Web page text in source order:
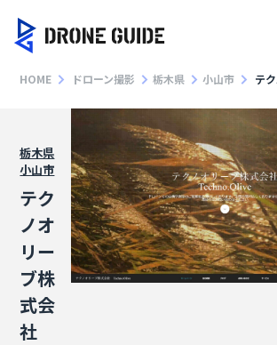
HOME ドローン撮影 栃木県 小山市 テ
栃木県
小山市
テク
ノオ
リー
ブ株
式会
社